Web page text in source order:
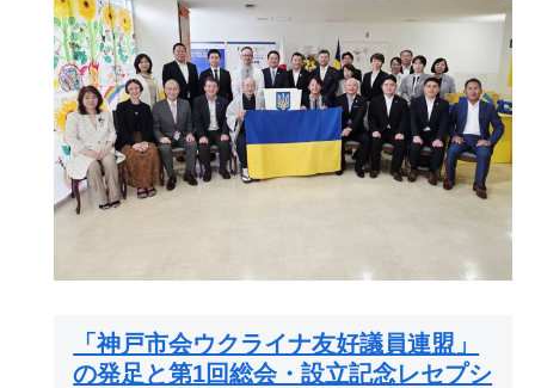
「神戸市会ウクライナ友好議員連盟」
の発足と第1回総会・設立記念レセプシ